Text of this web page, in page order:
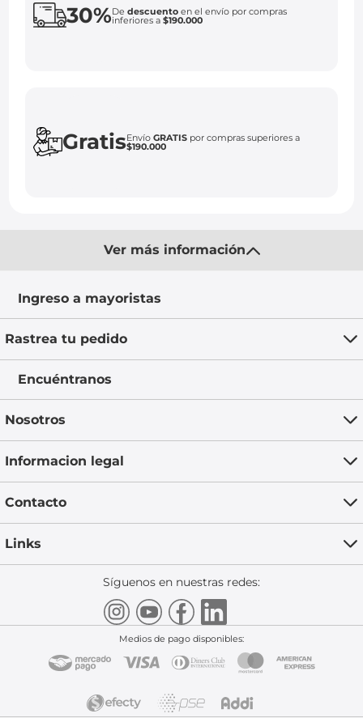
30%Dedescuento en el envío por compras
inferiores a$190.000
GratisEnvíoGRATIS por compras superiores a
$190.000
Ver más información
Ingreso a mayoristas
Rastrea tu pedido
Encuéntranos
Nosotros
Informacion legal
Contacto
Links
Síguenos en nuestras redes:
Medios de pago disponibles: